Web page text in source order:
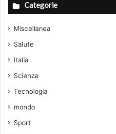
Categorie
Miscellanea
Salute
Italia
Scienza
Tecnologia
mondo
Sport